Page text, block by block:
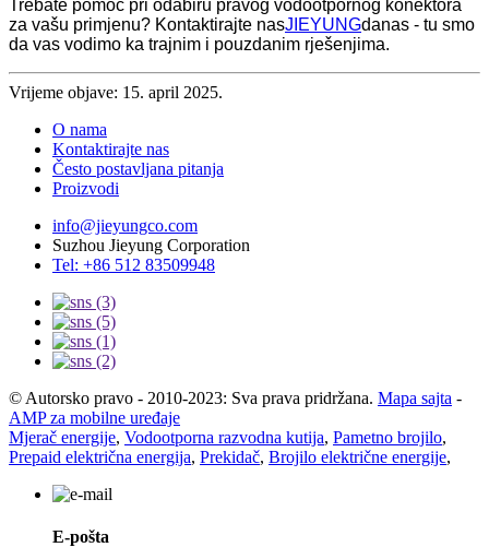
Trebate pomoć pri odabiru pravog vodootpornog konektora
za vašu primjenu? Kontaktirajte nasJIEYUNGdanas - tu smo
da vas vodimo ka trajnim i pouzdanim rješenjima.
Vrijeme objave: 15. april 2025.
O nama
Kontaktirajte nas
Često postavljana pitanja
Proizvodi
info@jieyungco.com
Suzhou Jieyung Corporation
Tel: +86 512 83509948
© Autorsko pravo - 2010-2023: Sva prava pridržana. Mapa sajta -
AMP za mobilne uređaje
Mjerač energije, Vodootporna razvodna kutija, Pametno brojilo,
Prepaid električna energija, Prekidač, Brojilo električne energije,
E-pošta